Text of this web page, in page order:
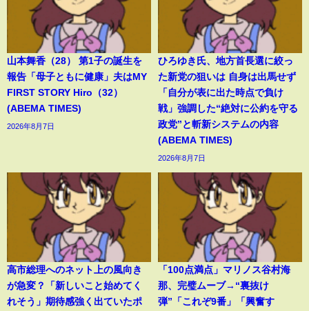
山本舞香（28） 第1子の誕生を
報告「母子ともに健康」夫はMY
FIRST STORY Hiro（32）
(ABEMA TIMES)
2026年8月7日
ひろゆき氏、地方首長選に絞っ
た新党の狙いは 自身は出馬せず
「自分が表に出た時点で負け
戦」強調した“絶対に公約を守る
政党”と斬新システムの内容
(ABEMA TIMES)
2026年8月7日
高市総理へのネット上の風向き
が急変？「新しいこと始めてく
れそう」期待感強く出ていたポ
「100点満点」マリノス谷村海
那、完璧ムーブ→“裏抜け
弾”「これぞ9番」「興奮す